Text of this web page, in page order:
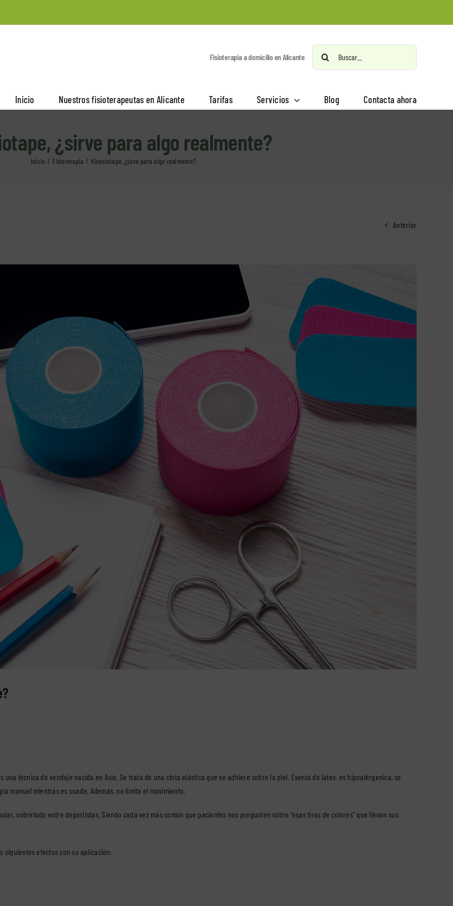
Fisioterapia a domicilio en Alicante
Inicio Nuestros fisioterapeutas en Alicante Tarifas Servicios Blog Contacta ahora
¿sirve para algo realmente?
Inicio Fisioterapia Kinesiotape, ¿sirve para algo realmente?
Anterior
una técnica de vendaje nacida en Asia. Se trata de una cinta elástica que se adhiere sobre la piel. Exenta de látex, es hipoalérgenica, se
manual mientras es usada. Además, no limita el movimiento.
sobretodo entre deportistas. Siendo cada vez más común que pacientes nos pregunten sobre “esas tiras de colores” que llevan sus
siguientes efectos con su aplicación: